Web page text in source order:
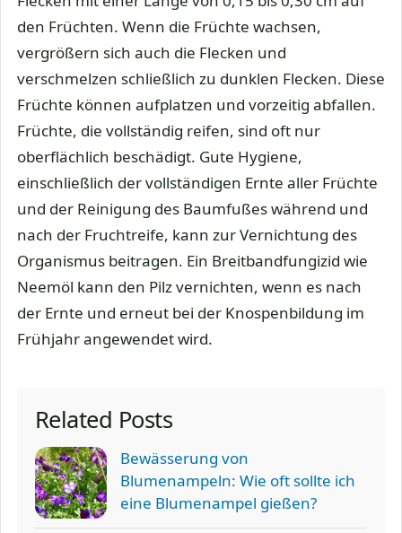
den Früchten. Wenn die Früchte wachsen,
vergrößern sich auch die Flecken und
verschmelzen schließlich zu dunklen Flecken. Diese
Früchte können aufplatzen und vorzeitig abfallen.
Früchte, die vollständig reifen, sind oft nur
oberflächlich beschädigt. Gute Hygiene,
einschließlich der vollständigen Ernte aller Früchte
und der Reinigung des Baumfußes während und
nach der Fruchtreife, kann zur Vernichtung des
Organismus beitragen. Ein Breitbandfungizid wie
Neemöl kann den Pilz vernichten, wenn es nach
der Ernte und erneut bei der Knospenbildung im
Frühjahr angewendet wird.
Related Posts
Bewässerung von
Blumenampeln: Wie oft sollte ich
eine Blumenampel gießen?